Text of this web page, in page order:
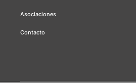
Asociaciones
Contacto